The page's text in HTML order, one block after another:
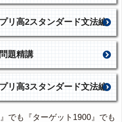
リ高2スタンダード文法編
題精講
リ高3スタンダード文法編
でも『ターゲット1900』でも